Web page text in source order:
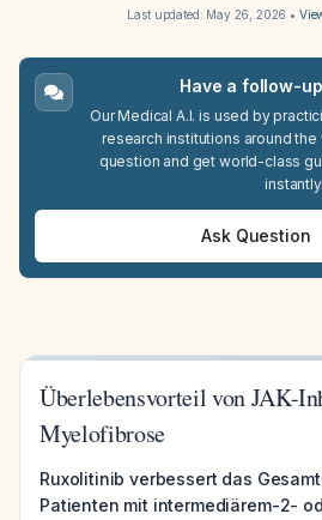
Last updated: May 26, 2026 •
Have a follow-
Our Medical A.I. is used by
research institutions around
question and get world-class
instantly.
Ask Question
Überlebensvorteil von JAK-
Myelofibrose
Ruxolitinib verbessert das
Patienten mit intermediärem-2-